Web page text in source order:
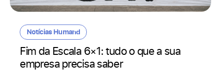
Notícias Humand
Fim da Escala 6×1: tudo o que a sua
empresa precisa saber